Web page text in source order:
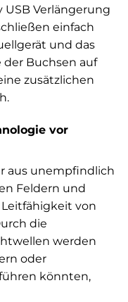
Verlängerung
einfach
und das
der Buchsen auf
zusätzlichen
vor
aus unempfindlich
Feldern und
von
die
werden
oder
könnten,